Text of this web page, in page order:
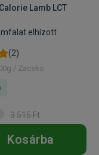
Lamb LCT
elhízott
(2)
/ Zacskó
3 515 Ft
Kosárba